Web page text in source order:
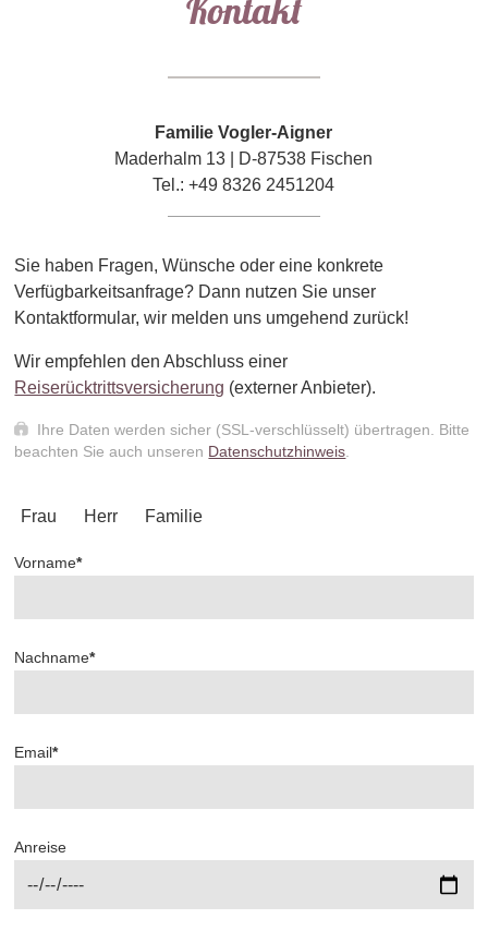
Kontakt
Familie Vogler-Aigner
Maderhalm 13 | D-87538 Fischen
Tel.: +49 8326 2451204
Sie haben Fragen, Wünsche oder eine konkrete
Verfügbarkeitsanfrage? Dann nutzen Sie unser
Kontaktformular, wir melden uns umgehend zurück!
Wir empfehlen den Abschluss einer
Reiserücktrittsversicherung (externer Anbieter).
Ihre Daten werden sicher (SSL-verschlüsselt) übertragen. Bitte
beachten Sie auch unseren Datenschutzhinweis.
Frau Herr Familie
Vorname*
Nachname*
Email*
Anreise